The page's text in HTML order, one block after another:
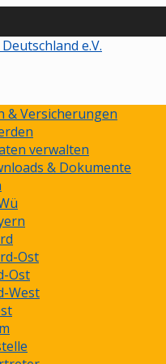
& Versicherungen
verwalten
& Dokumente
Ost
Ost
West